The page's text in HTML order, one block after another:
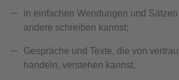
in einfachen Wendungen und
andere schreiben kannst;
Gespräche und Texte, die von
handeln, verstehen kannst.